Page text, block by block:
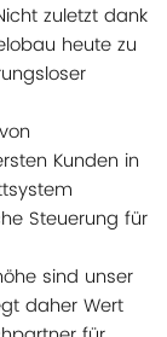
zuletzt dank
heute zu
Kunden in
Steuerung für
sind unser
daher Wert